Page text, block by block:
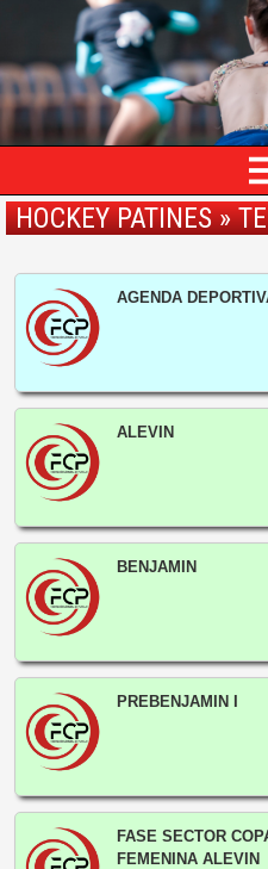
HOCKEY PATINES »
AGENDA
ALEVIN
BENJAMIN
PREBENJAMIN I
FASE SECTOR
FEMENINA ALEVIN